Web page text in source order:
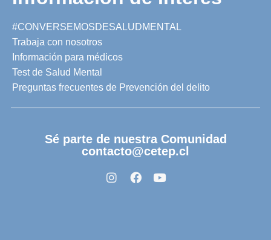
#CONVERSEMOSDESALUDMENTAL
Trabaja con nosotros
Información para médicos
Test de Salud Mental
Preguntas frecuentes de Prevención del delito
Sé parte de nuestra Comunidad
contacto@cetep.cl